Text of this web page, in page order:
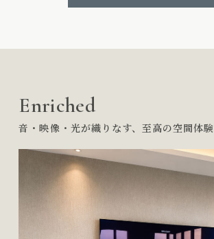
Enriched
音・映像・光が織りなす、至高の空間体験